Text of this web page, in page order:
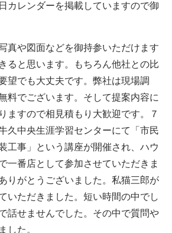
カレンダーを掲載していますので御
真や図面などを御持参いただけます
ると思います。もちろん他社との比
望でも大丈夫です。弊社は現場調
料でございます。そして提案内容に
ますので相見積もり大歓迎です。７
久中央生涯学習センターにて「市民
工事」という講座が開催され、ハウ
一番店として参加させていただきま
りがとうございました。私猫三郎が
いただきました。短い時間の中でし
話せませんでした。その中で質問や
した。